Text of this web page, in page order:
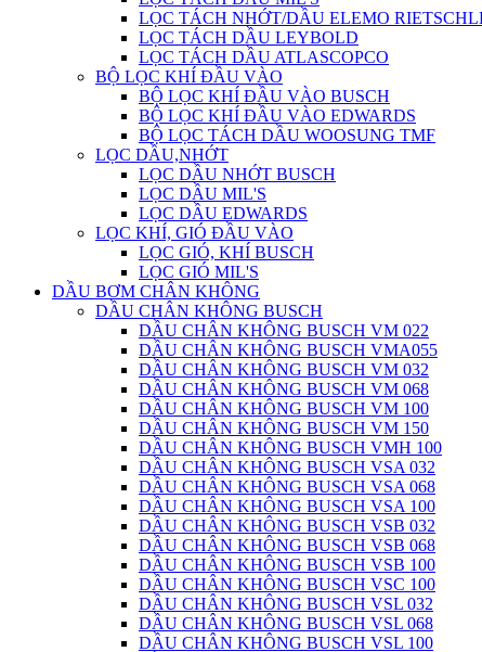
LỌC TÁCH NHỚT/DẦU ELEMO
LỌC TÁCH DẦU LEYBOLD
LỌC TÁCH DẦU ATLASCOPCO
BỘ LỌC KHÍ ĐẦU VÀO
BỘ LỌC KHÍ ĐẦU VÀO BUSCH
BỘ LỌC KHÍ ĐẦU VÀO EDWARDS
BỘ LỌC TÁCH DẦU WOOSUNG TMF
LỌC DẦU,NHỚT
LỌC DẦU NHỚT BUSCH
LỌC DẦU MIL'S
LỌC DẦU EDWARDS
LỌC KHÍ, GIÓ ĐẦU VÀO
LỌC GIÓ, KHÍ BUSCH
LỌC GIÓ MIL'S
DẦU BƠM CHÂN KHÔNG
DẦU CHÂN KHÔNG BUSCH
DẦU CHÂN KHÔNG BUSCH VM 022
DẦU CHÂN KHÔNG BUSCH VMA055
DẦU CHÂN KHÔNG BUSCH VM 032
DẦU CHÂN KHÔNG BUSCH VM 068
DẦU CHÂN KHÔNG BUSCH VM 100
DẦU CHÂN KHÔNG BUSCH VM 150
DẦU CHÂN KHÔNG BUSCH VMH 100
DẦU CHÂN KHÔNG BUSCH VSA 032
DẦU CHÂN KHÔNG BUSCH VSA 068
DẦU CHÂN KHÔNG BUSCH VSA 100
DẦU CHÂN KHÔNG BUSCH VSB 032
DẦU CHÂN KHÔNG BUSCH VSB 068
DẦU CHÂN KHÔNG BUSCH VSB 100
DẦU CHÂN KHÔNG BUSCH VSC 100
DẦU CHÂN KHÔNG BUSCH VSL 032
DẦU CHÂN KHÔNG BUSCH VSL 068
DẦU CHÂN KHÔNG BUSCH VSL 100